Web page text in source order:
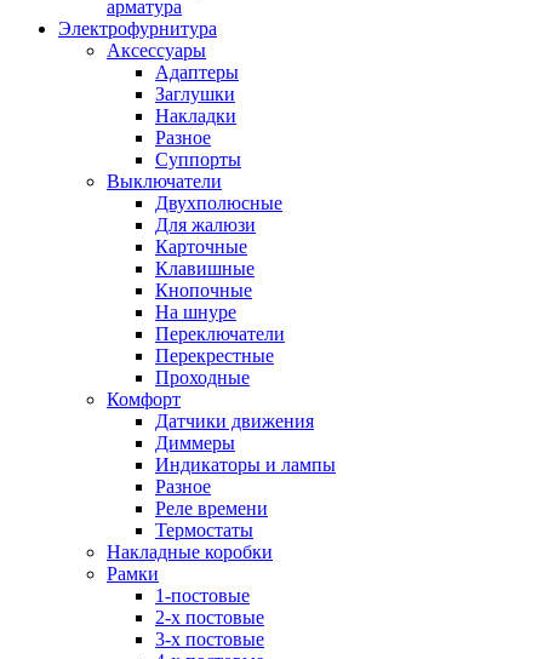
арматура
Электрофурнитура
Аксессуары
Адаптеры
Заглушки
Накладки
Разное
Суппорты
Выключатели
Двухполюсные
Для жалюзи
Карточные
Клавишные
Кнопочные
На шнуре
Переключатели
Перекрестные
Проходные
Комфорт
Датчики движения
Диммеры
Индикаторы и лампы
Разное
Реле времени
Термостаты
Накладные коробки
Рамки
1-постовые
2-х постовые
3-х постовые